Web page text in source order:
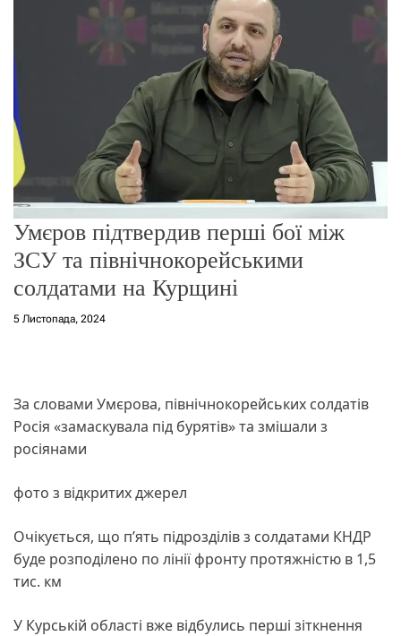
м
у
Умєров підтвердив перші бої між
ЗСУ та північнокорейськими
солдатами на Курщині
5 Листопада, 2024
За словами Умєрова, північнокорейських солдатів
Росія «замаскувала під бурятів» та змішали з
росіянами
фото з відкритих джерел
Очікується, що п’ять підрозділів з солдатами КНДР
буде розподілено по лінії фронту протяжністю в 1,5
тис. км
У Курській області вже відбулись перші зіткнення